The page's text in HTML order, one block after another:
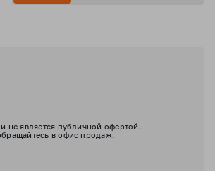
не является публичной офертой.
в офис продаж.